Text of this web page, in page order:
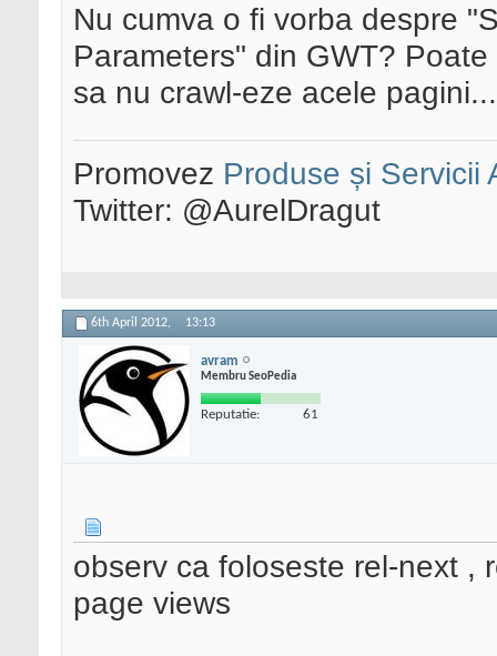
Nu cumva o fi vorba despre
Parameters" din GWT?
sa nu crawl-eze acele pagini...
Promovez Produse și Servicii
Twitter: @AurelDragut
6th April 2012, 13:13
avram
Membru SeoPedia
Reputatie: 61
observ ca foloseste rel-next ,
page views